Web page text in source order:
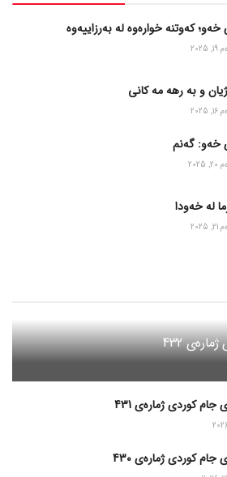
خەو؛ کەوتنە خوارەوە لە بەرزاییەوە
و به رهه مه کانی
خەو: گەنم
لە خەودا
432
کوردی ژمارەی 431
کوردی ژمارەی 430